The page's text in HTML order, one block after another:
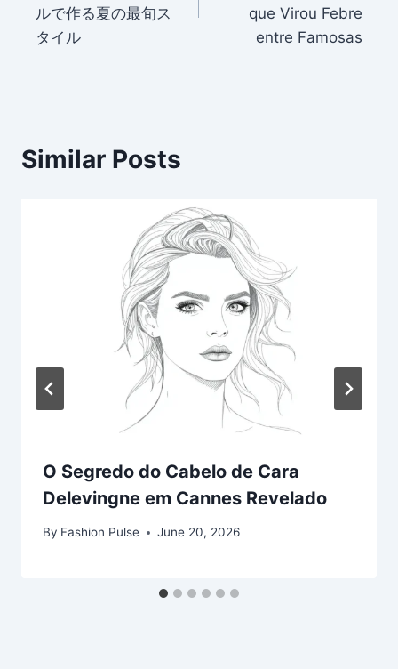
ルで作る夏の最旬ス
タイル
que Virou Febre
entre Famosas
Similar Posts
O Segredo do Cabelo de Cara
Delevingne em Cannes Revelado
By Fashion Pulse June 20, 2026